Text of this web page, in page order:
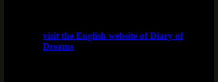
visit the English website of Diary of
Dreams